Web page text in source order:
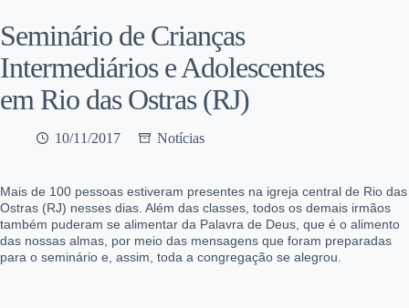
Seminário de Crianças
Intermediários e Adolescentes
em Rio das Ostras (RJ)
10/11/2017 Notícias
Mais de 100 pessoas estiveram presentes na igreja central de Rio das
Ostras (RJ) nesses dias. Além das classes, todos os demais irmãos
também puderam se alimentar da Palavra de Deus, que é o alimento
das nossas almas, por meio das mensagens que foram preparadas
para o seminário e, assim, toda a congregação se alegrou.